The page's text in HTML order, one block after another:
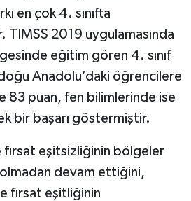
en çok 4. sınıfta
2019 uygulamasında
eğitim gören 4. sınıf
Anadolu’daki öğrencilere
83 puan, fen bilimlerinde ise
bir başarı göstermiştir.
eşitsizliğinin bölgeler
olmadan devam ettiğini,
fırsat eşitliğinin